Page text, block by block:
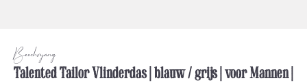
Beschrijving
Talented Tailor Vlinderdas | blauw / grijs | voor Mannen |